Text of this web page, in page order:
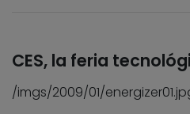
CES, la feria
/imgs/2009/01/